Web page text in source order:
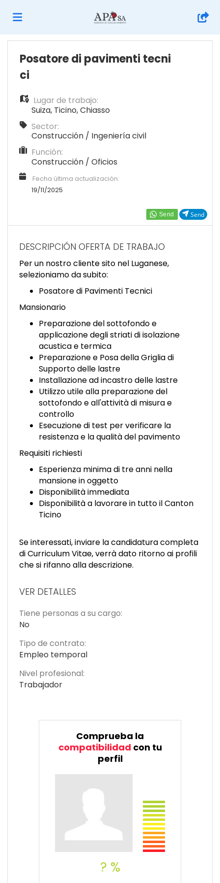
Home
de
trabajo
CV
Acceso
Idioma
EN
IT
DE
ES
PT
Send
Posatore di pavimenti tecni
ci
Lugar de trabajo:
Suiza, Ticino,Chiasso
Sector:
Construcción / Ingeniería civil
Función:
Construcción / Oficios
Fecha última actualización:
19/11/2025
DESCRIPCIÓN OFERTA DE TRABAJO
Per un nostro cliente sito nel Luganese,
selezioniamo da subito:
Posatore di Pavimenti Tecnici
Mansionario
Preparazione del sottofondo e
applicazione degli striati di isolazione
acustica e termica
Preparazione e Posa della Griglia di
Supporto delle lastre
Installazione ad incastro delle lastre
Utilizzo utile alla preparazione del
sottofondo e all'attività di misura e
controllo
Esecuzione di test per verificare la
resistenza e la qualità del pavimento
Requisiti richiesti
Esperienza minima di tre anni nella
mansione in oggetto
Disponibilità immediata
Disponibilità a lavorare in tutto il Canton
Ticino
Se interessati, inviare la candidatura completa
di Curriculum Vitae, verrà dato ritorno ai profili
che si rifanno alla descrizione.
VER DETALLES
Tiene personas a su cargo:
No
Tipo de contrato:
Empleo temporal
Nivel profesional:
Trabajador
Comprueba la
compatibilidad con tu
perfil
? %